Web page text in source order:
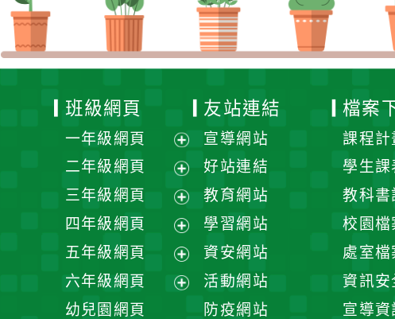
班級網頁
一年級網頁
展
開
選
單
二年級網頁
展
選
單
三年級網頁
展
選
單
四年級網頁
展
選
五年級網頁
展
開
六年級網頁
幼兒園網頁
友站連結
宣導網站
好站連結
教育網站
學習網站
資安網站
活動網站
防疫網站
檔案
課程計
學生課
教科書
校園檔
處室檔
資訊安
宣導資